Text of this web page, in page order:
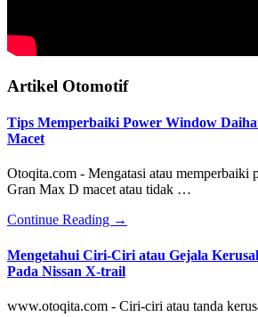
Artikel Otomotif
Tips Memperbaiki Power Window
Macet
Otoqita.com - Mengatasi atau memperbaiki
Gran Max D macet atau tidak …
Continue Reading about
Memperbaiki
Power
Daihatsu
→
Mengetahui Ciri-Ciri atau Gejala
Pada Nissan X-trail
www.otoqita.com - Ciri-ciri atau tanda